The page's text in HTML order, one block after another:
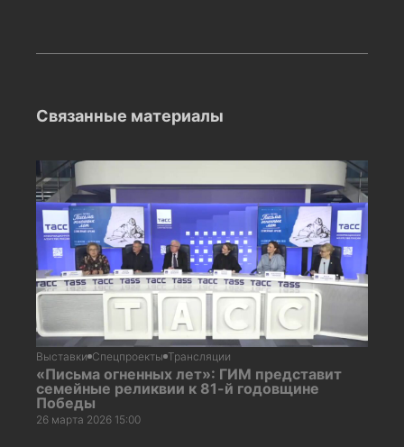
Связанные материалы
Выставки Спецпроекты Трансляции
«Письма огненных лет»: ГИМ представит
семейные реликвии к 81-й годовщине
Победы
26 марта 2026 15:00